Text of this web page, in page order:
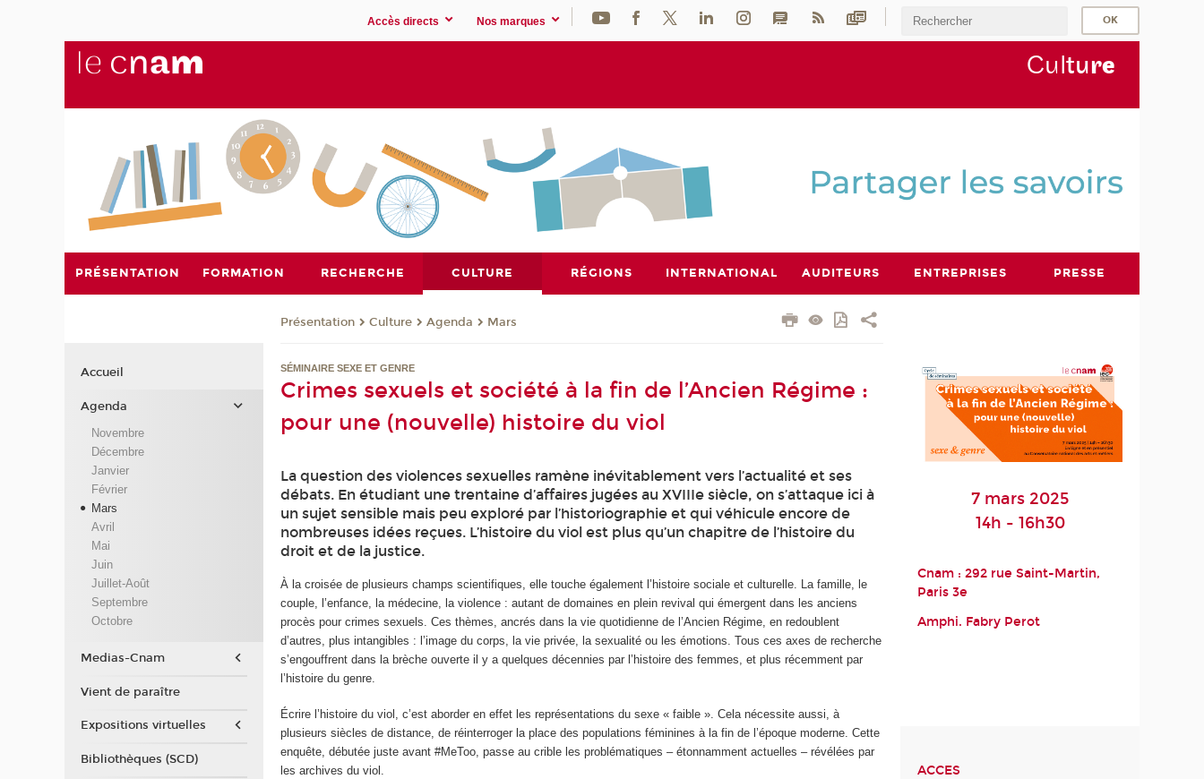
Accès directs Nos marques
Culture
PRÉSENTATION FORMATION RECHERCHE CULTURE RÉGIONS INTERNATIONAL AUDITEURS ENTREPRISES PRESSE
Présentation Culture Agenda Mars
SÉMINAIRE SEXE ET GENRE
Crimes sexuels et société à la fin de l’Ancien Régime :
pour une (nouvelle) histoire du viol
La question des violences sexuelles ramène inévitablement vers l’actualité et ses
débats. En étudiant une trentaine d’affaires jugées au XVIIIe siècle, on s’attaque ici à
un sujet sensible mais peu exploré par l’historiographie et qui véhicule encore de
nombreuses idées reçues. L’histoire du viol est plus qu’un chapitre de l’histoire du
droit et de la justice.
À la croisée de plusieurs champs scientifiques, elle touche également l’histoire sociale et culturelle. La famille, le
couple, l’enfance, la médecine, la violence : autant de domaines en plein revival qui émergent dans les anciens
procès pour crimes sexuels. Ces thèmes, ancrés dans la vie quotidienne de l’Ancien Régime, en redoublent
d’autres, plus intangibles : l’image du corps, la vie privée, la sexualité ou les émotions. Tous ces axes de recherche
s’engouffrent dans la brèche ouverte il y a quelques décennies par l’histoire des femmes, et plus récemment par
l’histoire du genre.
Écrire l’histoire du viol, c’est aborder en effet les représentations du sexe « faible ». Cela nécessite aussi, à
plusieurs siècles de distance, de réinterroger la place des populations féminines à la fin de l’époque moderne. Cette
enquête, débutée juste avant #MeToo, passe au crible les problématiques – étonnamment actuelles – révélées par
les archives du viol.
7 mars 2025
14h - 16h30
Cnam : 292 rue Saint-Martin,
Paris 3e
Amphi. Fabry Perot
ACCES
Accueil
Agenda
Novembre
Décembre
Janvier
Février
Mars
Avril
Mai
Juin
Juillet-Août
Septembre
Octobre
Medias-Cnam
Vient de paraître
Expositions virtuelles
Bibliothèques (SCD)